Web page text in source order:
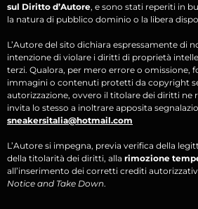
sul Diritto d’Autore, e sono stati reperiti in
la natura di pubblico dominio o la libera
L’Autore del sito dichiara espressamente di
intenzione di violare i diritti di proprietà
terzi. Qualora, per mero errore o omissione,
immagini o contenuti protetti da copyright
autorizzazione, ovvero il titolare dei diritti ne
invita lo stesso a inoltrare apposita
sneakersitalia@hotmail.com
L’Autore si impegna, previa verifica della
della titolarità dei diritti, alla rimozione
all’inserimento dei corretti crediti
Notice and Take Down.